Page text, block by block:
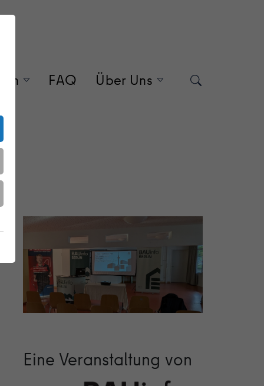
"Veranstaltungen"
FAQ Über Uns "Über Uns"
Search
Eine Veranstaltung von